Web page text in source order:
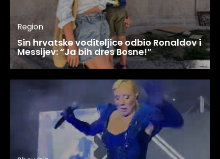
Region
Sin hrvatske voditeljice odbio Ronaldov i
Messijev: “Ja bih dres Bosne!”